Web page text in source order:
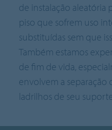
de instalação aleatória
piso que sofrem uso
substituídas sem que
Também estamos
de fim de vida,
envolvem a separação
ladrilhos de seu